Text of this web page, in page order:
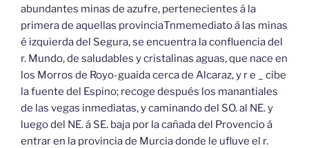
abundantes minas de azufre, pertenecientes á la
primera de aquellas provinciaTnmemediato á las minas
é izquierda del Segura, se encuentra la confluencia del
r. Mundo, de saludables y cristalinas aguas, que nace en
los Morros de Royo-guaida cerca de Alcaraz, y r e _ cibe
la fuente del Espino; recoge después los manantiales
de las vegas inmediatas, y caminando del SO. al NE. y
luego del NE. á SE. baja por la cañada del Provencio á
entrar en la provincia de Murcia donde le ufluve el r.